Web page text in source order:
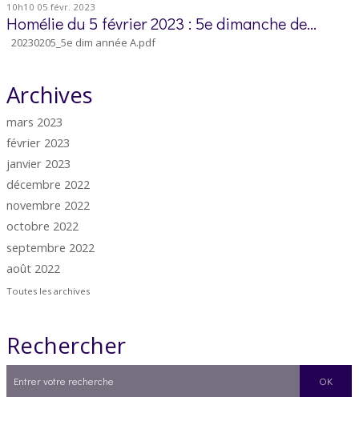
10h10 05 févr. 2023
Homélie du 5 février 2023 : 5e dimanche de...
20230205_5e dim année A.pdf
Archives
mars 2023
février 2023
janvier 2023
décembre 2022
novembre 2022
octobre 2022
septembre 2022
août 2022
Toutes les archives
Rechercher